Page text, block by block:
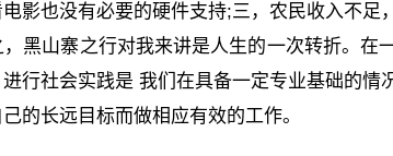
影也没有必要的硬件支持;三，农民收入不足
，黑山寨之行对我来讲是人生的一次转折。
行社会实践是 我们在具备一定专业基础的情
的长远目标而做相应有效的工作。